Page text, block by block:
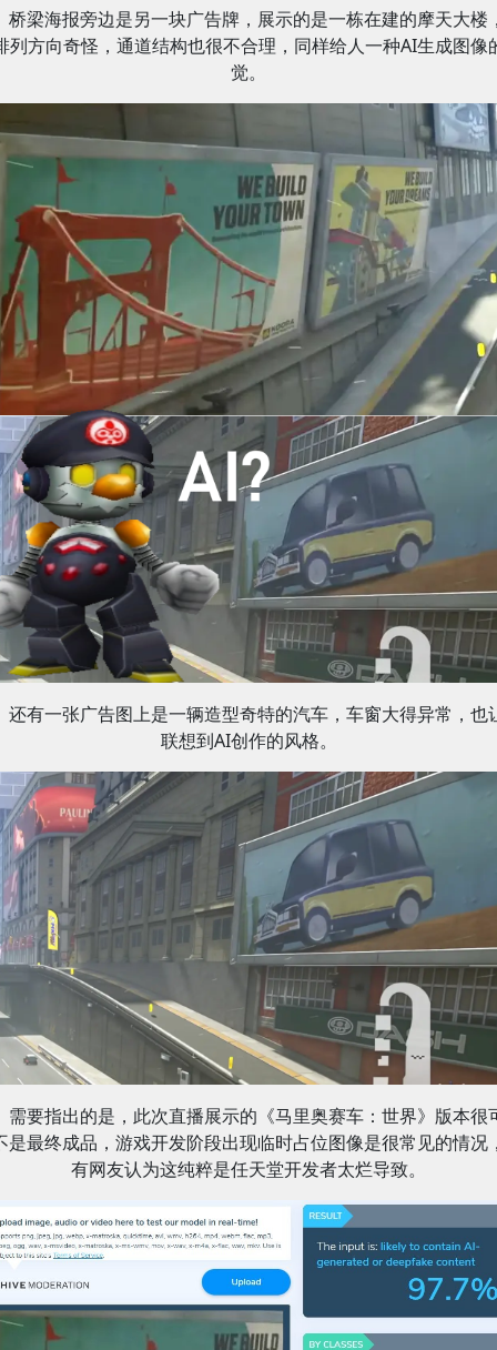
桥梁海报旁边是另一块广告牌，展示的是一栋在建的摩天大楼
列方向奇怪，通道结构也很不合理，同样给人一种AI生成图像
觉。
还有一张广告图上是一辆造型奇特的汽车，车窗大得异常，也
联想到AI创作的风格。
需要指出的是，此次直播展示的《马里奥赛车：世界》版本很
是最终成品，游戏开发阶段出现临时占位图像是很常见的情况
有网友认为这纯粹是任天堂开发者太烂导致。